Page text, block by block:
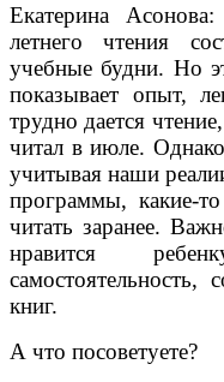
Екатерина
летнего чтения
учебные будни. Но
показывает опыт,
трудно дается
читал в июле.
учитывая наши
программы, какие-
читать заранее.
нравится
книг.
А что посоветуете?